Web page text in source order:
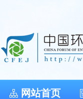
网站首页